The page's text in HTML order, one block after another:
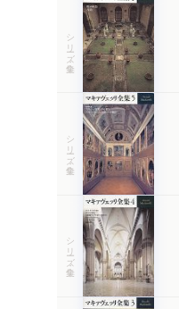
シリーズ・全集
シリーズ・全集
シリーズ・全集